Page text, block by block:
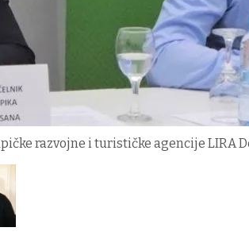
razvojne i turističke agencije LIRA